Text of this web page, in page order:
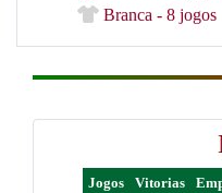
Branca - 8 jogos
Jogos Vitorias